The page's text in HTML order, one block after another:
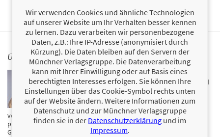
ÜBER SVENJA BORCHERS
Dr. Svenja Borchers hat neben ihrem Studium der
Kognitions-, Neuro- und Verhaltenswissenschaften und
der Promotion in der Neuropsychologie diverse
Yogaausbildungen absolviert. Zudem ist sie
Neuroathletik- und Atemcoachin. Damit auch andere
von dieser außergewöhnlichen Kombination aus Wissen und Können
profitieren, leitet sie Retreats sowie Workshops und ist immer wieder
Gast in Medien wie Magazinen, Podcasts und TV – auch international.
Wir verwenden Cookies und ähnliche Technologien
auf unserer Website um Ihr Verhalten besser kennen
zu lernen. Dazu verarbeiten wir personenbezogene
Daten, z.B.: Ihre IP-Adresse (anonymisiert durch
Kürzung). Die Daten bleiben auf den Servern der
Münchner Verlagsgruppe. Die Datenverarbeitung
kann mit Ihrer Einwilligung oder auf Basis eines
berechtigten Interesses erfolgen. Sie können Ihre
Einstellungen über das Cookie-Symbol rechts unten
auf der Website ändern. Weitere Informationen zum
Datenschutz und zur Münchner Verlagsgruppe
finden sie in der Datenschutzerklärung und im
Impressum.